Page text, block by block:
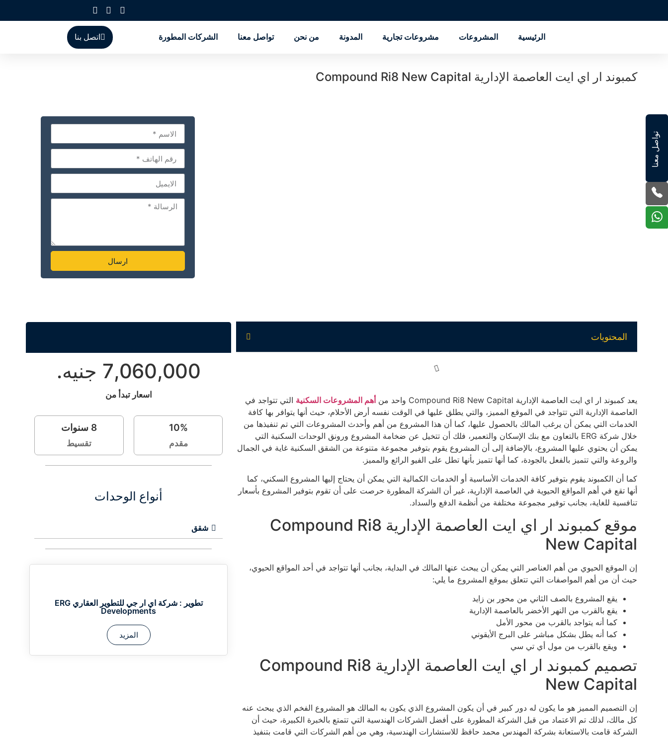
الرئيسية المشروعات مشروعات تجارية المدونة من نحن تواصل معنا الشركات المطورة اتصل بنا
كمبوند ار اي ايت العاصمة الإدارية Compound Ri8 New Capital
ارسال
تواصل معنا
المحتويات
يعد كمبوند ار اي ايت العاصمة الإدارية Compound Ri8 New Capital واحد من أهم المشروعات السكنية التي تتواجد في
العاصمة الإدارية التي تتواجد في الموقع المميز، والتي يطلق عليها في الوقت نفسه أرض الأحلام، حيث أنها يتوافر بها كافة
الخدمات التي يمكن أن يرغب المالك بالحصول عليها، كما أن هذا المشروع من أهم وأحدث المشروعات التي تم تنفيذها من
خلال شركة ERG بالتعاون مع بنك الإسكان والتعمير، فلك أن تتخيل عن ضخامة المشروع ورونق الوحدات السكنية التي
يمكن أن يحتوي عليها المشروع، بالإضافة إلى أن المشروع يقوم بتوفير مجموعة متنوعة من الشقق السكنية غاية في الجمال
والروعة والتي تتميز بالفعل بالجودة، كما أنها تتميز بأنها تطل على الفيو الرائع والمميز.
كما أن الكمبوند يقوم بتوفير كافة الخدمات الأساسية أو الخدمات الكمالية التي يمكن أن يحتاج إليها المشروع السكني، كما
أنها تقع في أهم المواقع الحيوية في العاصمة الإدارية، غير أن الشركة المطورة حرصت على أن تقوم بتوفير المشروع بأسعار
تنافسية للغاية، بجانب توفير مجموعة مختلفة من أنظمة الدفع والسداد.
موقع كمبوند ار اي ايت العاصمة الإدارية Compound Ri8
New Capital
إن الموقع الحيوي من أهم العناصر التي يمكن أن يبحث عنها المالك في البداية، بجانب أنها تتواجد في أحد المواقع الحيوي،
حيث أن من أهم المواصفات التي تتعلق بموقع المشروع ما يلي:
يقع المشروع بالصف الثاني من محور بن زايد
يقع بالقرب من النهر الأخضر بالعاصمة الإدارية
كما أنه يتواجد بالقرب من محور الأمل
كما أنه يطل بشكل مباشر على البرج الأيقوني
ويقع بالقرب من مول أي تي سي
تصميم كمبوند ار اي ايت العاصمة الإدارية Compound Ri8
New Capital
إن التصميم المميز هو ما يكون له دور كبير في أن يكون المشروع الذي يكون به المالك هو المشروع الفخم الذي يبحث عنه
كل مالك، لذلك تم الاعتماد من قبل الشركة المطورة على أفضل الشركات الهندسية التي تتمتع بالخبرة الكبيرة، حيث أن
الشركة قامت بالاستعانة بشركة المهندس محمد حافظ للاستشارات الهندسية، وهي من أهم الشركات التي قامت بتنفيذ
7,060,000 جنيه.
اسعار تبدأ من
10%
مقدم
8 سنوات
تقسيط
أنواع الوحدات
شقق
تطوير :
شركة اي ار جي للتطوير العقاري ERG
Developments
المزيد